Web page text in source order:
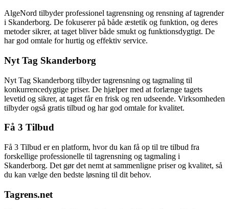
AlgeNord tilbyder professionel tagrensning og rensning af tagrender
i Skanderborg. De fokuserer på både æstetik og funktion, og deres
metoder sikrer, at taget bliver både smukt og funktionsdygtigt. De
har god omtale for hurtig og effektiv service.
Nyt Tag Skanderborg
Nyt Tag Skanderborg tilbyder tagrensning og tagmaling til
konkurrencedygtige priser. De hjælper med at forlænge tagets
levetid og sikrer, at taget får en frisk og ren udseende. Virksomheden
tilbyder også gratis tilbud og har god omtale for kvalitet.
Få 3 Tilbud
Få 3 Tilbud er en platform, hvor du kan få op til tre tilbud fra
forskellige professionelle til tagrensning og tagmaling i
Skanderborg. Det gør det nemt at sammenligne priser og kvalitet, så
du kan vælge den bedste løsning til dit behov.
Tagrens.net